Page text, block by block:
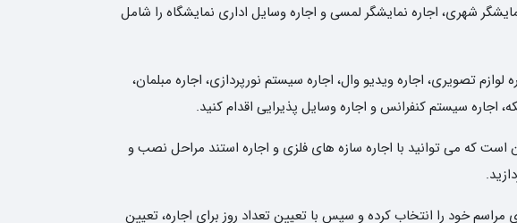
شهری، اجاره نمایشگر لمسی و اجاره وسایل اداری نمایشگاه را شامل
تصویری، اجاره ویدیو وال، اجاره سیستم نورپردازی، اجاره مبلمان،
اجاره سیستم کنفرانس و اجاره وسایل پذیرایی اقدام کنید.
است که می توانید با اجاره سازه های فلزی و اجاره استند مراحل نصب و
خود را انتخاب کرده و سپس با تعیین تعداد روز برای اجاره، تعیین